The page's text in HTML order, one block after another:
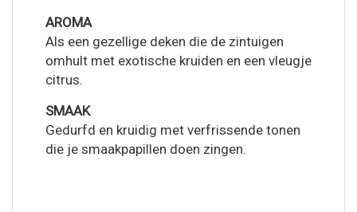
AROMA
Als een gezellige deken die de zintuigen
omhult met exotische kruiden en een vleugje
citrus.
SMAAK
Gedurfd en kruidig ​​met verfrissende tonen
die je smaakpapillen doen zingen.